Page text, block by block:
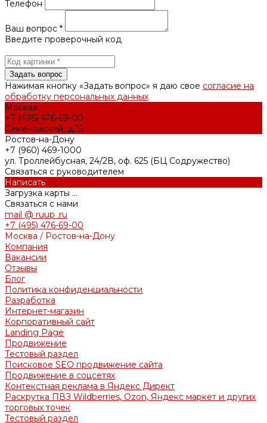
Телефон
Ваш вопрос *
Введите проверочный код
Нажимая кнопку «Задать вопрос» я даю свое согласие на
обработку персональных данных
Москва
+7 (495) 476-69-00
Семеновский, д.15
Ростов-на-Дону
+7 (960) 469-1000
ул. Троллейбусная, 24/2В, оф. 625 (БЦ Содружество)
Связаться с руководителем
Написать
Загрузка карты ...
Связаться с нами
mail @ ruup .ru
+7 (495) 476-69-00
Москва / Ростов-на-Дону
Компания
Вакансии
Отзывы
Блог
Политика конфиденциальности
Разработка
Интернет-магазин
Корпоративный сайт
Landing Page
Продвижение
Тестовый раздел
Поисковое SEO продвижение сайта
Продвижение в соцсетях
Контекстная реклама в Яндекс Директ
Раскрутка ПВЗ Wildberries, Ozon, Яндекс маркет и других
торговых точек
Тестовый раздел